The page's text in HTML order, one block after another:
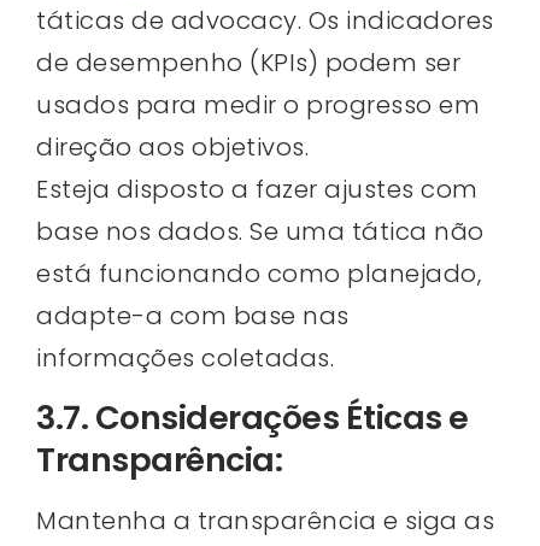
táticas de advocacy. Os indicadores
de desempenho (KPIs) podem ser
usados para medir o progresso em
direção aos objetivos.
Esteja disposto a fazer ajustes com
base nos dados. Se uma tática não
está funcionando como planejado,
adapte-a com base nas
informações coletadas.
3.7. Considerações Éticas e
Transparência:
Mantenha a transparência e siga as